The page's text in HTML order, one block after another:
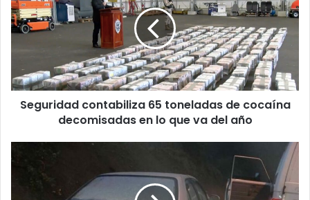
toneladas
de
en
lo
queSeguridad contabiliza 65 toneladas de cocaína
decomisadas en lo que va del año
Pública
recuperó